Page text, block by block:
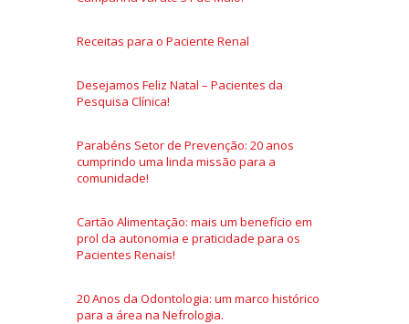
Receitas para o Paciente Renal
Desejamos Feliz Natal – Pacientes da
Pesquisa Clínica!
Parabéns Setor de Prevenção: 20 anos
cumprindo uma linda missão para a
comunidade!
Cartão Alimentação: mais um benefício em
prol da autonomia e praticidade para os
Pacientes Renais!
20 Anos da Odontologia: um marco histórico
para a área na Nefrologia.